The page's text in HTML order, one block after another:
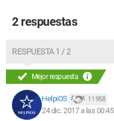
2 respuestas
RESPUESTA 1 / 2
Mejor respuesta
HelpiOS 11 958
24 dic. 2017 a las 00:45